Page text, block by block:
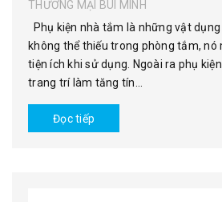
THƯƠNG MẠI BÙI MINH
Phụ kiện nhà tắm là những vật
không thể thiếu trong phòng tắm, nó
tiện ích khi sử dụng. Ngoài ra phụ
trang trí làm tăng tín...
Đọc tiếp